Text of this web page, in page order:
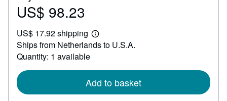
Price
98.23
US$ 98.23
US$ 17.92 shipping
Learn
more
Ships from Netherlands to U.S.A.
Quantity: 1 available
Add to basket